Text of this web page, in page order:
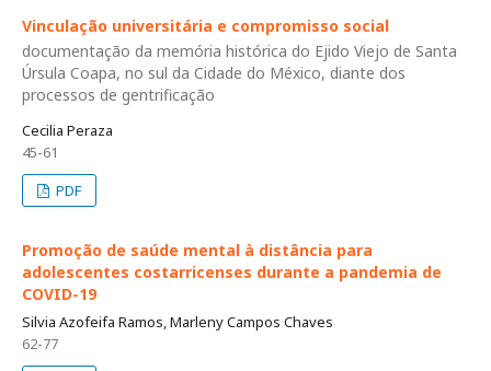
Vinculação universitária e compromisso social
documentação da memória histórica do Ejido Viejo de Santa
Úrsula Coapa, no sul da Cidade do México, diante dos
processos de gentrificação
Cecilia Peraza
45-61
PDF
Promoção de saúde mental à distância para
adolescentes costarricenses durante a pandemia de
COVID-19
Silvia Azofeifa Ramos, Marleny Campos Chaves
62-77